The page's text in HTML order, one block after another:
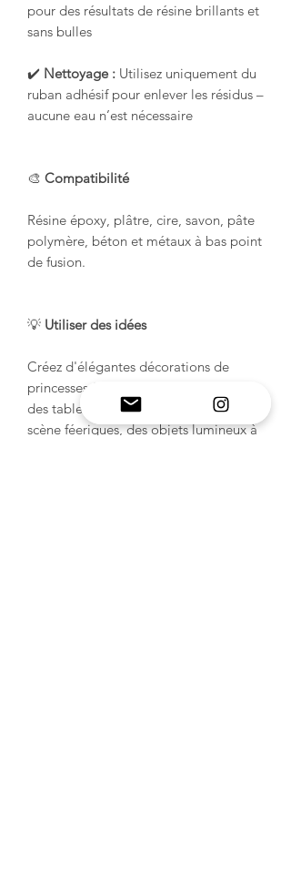
pour des résultats de résine brillants et
sans bulles
✔️ Nettoyage : Utilisez uniquement du
ruban adhésif pour enlever les résidus –
aucune eau n’est nécessaire
🎨 Compatibilité
Résine époxy, plâtre, cire, savon, pâte
polymère, béton et métaux à bas point
de fusion.
💡 Utiliser des idées
Créez d'élégantes décorations de
princesses à poser sur des étagères et
des tables, de charmantes mises en
scène féeriques, des objets lumineux à